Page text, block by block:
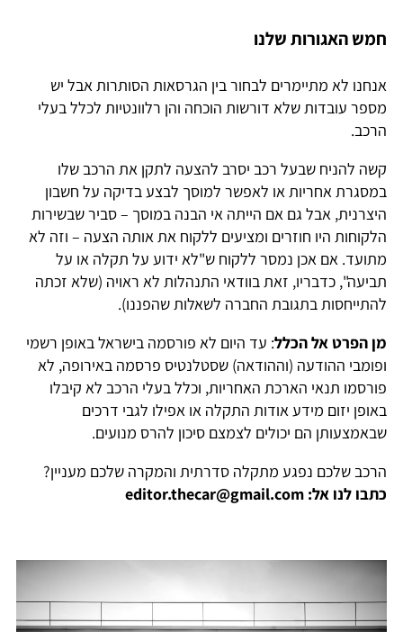
חמש האגורות שלנו
אנחנו לא מתיימרים לבחור בין הגרסאות הסותרות אבל יש
מספר עובדות שלא דורשות הוכחה והן רלוונטיות לכלל בעלי
הרכב.
קשה להניח שבעל רכב יסרב להצעה לתקן את הרכב שלו
במסגרת אחריות או לאפשר למוסך לבצע בדיקה על חשבון
היצרנית, אבל גם אם הייתה אי הבנה במוסך – סביר שבשירות
הלקוחות היו חוזרים ומציעים ללקוח את אותה הצעה – וזה לא
מתועד. אם אכן נמסר ללקוח ש"לא ידוע על תקלה או על
תביעה", כדבריו, זאת בוודאי התנהלות לא ראויה (שלא זכתה
להתייחסות בתגובת החברה לשאלות שהפננו).
מן הפרט אל הכלל: עד היום לא פורסמה בישראל באופן רשמי
ופומבי ההודעה (וההודאה) שסטלנטיס פרסמה באירופה, לא
פורסמו תנאי הארכת האחריות, וכלל בעלי הרכב לא קיבלו
באופן יזום מידע אודות התקלה או אפילו לגבי דרכים
שבאמצעותן הם יכולים לצמצם סיכון להרס מנועים.
הרכב שלכם נפגע מתקלה סדרתית והמקרה שלכם מעניין?
כתבו לנו אל: editor.thecar@gmail.com